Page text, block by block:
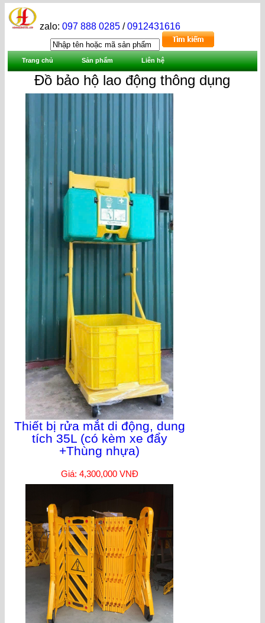
zalo:097 888 0285 /0912431616
Trang chủ Sản phẩm Liên hệ
Đồ bảo hộ lao động thông dụng
Thiết bị rửa mắt di động, dung
tích 35L (có kèm xe đẩy
+Thùng nhựa)
Giá: 4,300,000 VNĐ